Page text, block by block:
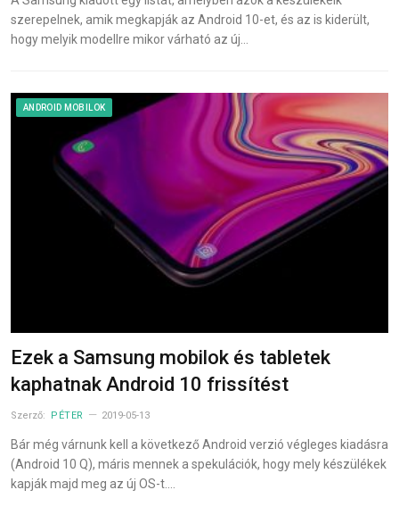
szerepelnek, amik megkapják az Android 10-et, és az is kiderült,
hogy melyik modellre mikor várható az új…
ANDROID MOBILOK
Ezek a Samsung mobilok és tabletek
kaphatnak Android 10 frissítést
Szerző: PÉTER 2019-05-13
Bár még várnunk kell a következő Android verzió végleges kiadásra
(Android 10 Q), máris mennek a spekulációk, hogy mely készülékek
kapják majd meg az új OS-t.…